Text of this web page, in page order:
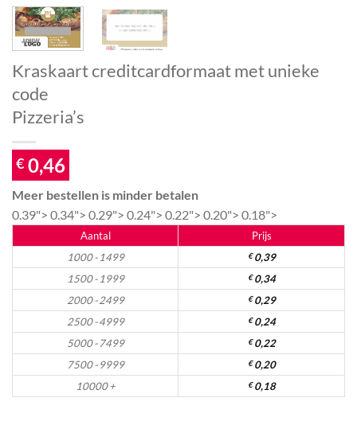
Kraskaart creditcardformaat met unieke
code
Pizzeria’s
€ 0,46
Meer bestellen is minder betalen
0.39"> 0.34"> 0.29"> 0.24"> 0.22"> 0.20"> 0.18">
Aantal
Prijs
1000 - 1499
€0,39
1500 - 1999
€0,34
2000 - 2499
€0,29
2500 - 4999
€0,24
5000 - 7499
€0,22
7500 - 9999
€0,20
10000 +
€0,18